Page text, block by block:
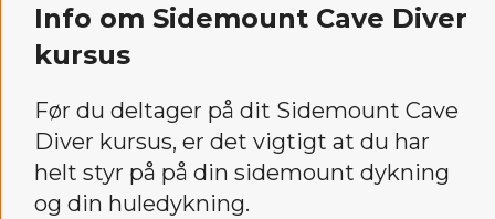
Info om Sidemount Cave Diver
kursus
Før du deltager på dit Sidemount Cave
Diver kursus, er det vigtigt at du har
helt styr på på din sidemount dykning
og din huledykning.